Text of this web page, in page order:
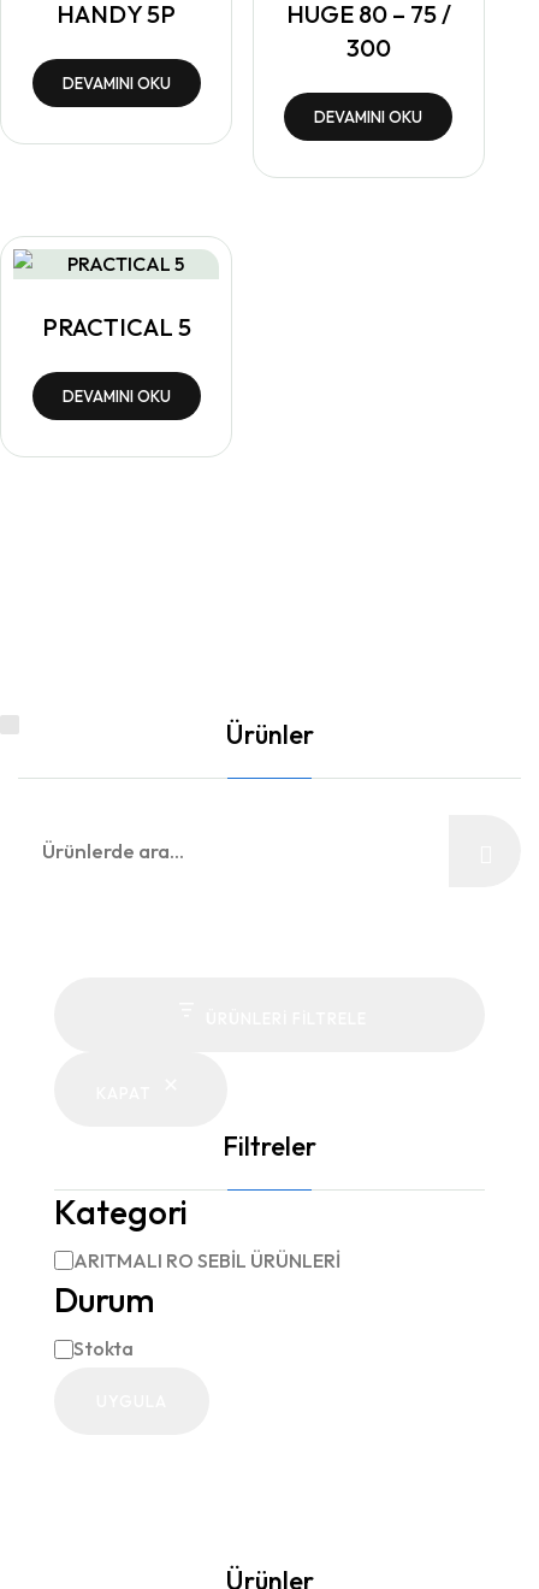
HANDY 5P
DEVAMINI OKU
HUGE 80 – 75 /
300
DEVAMINI OKU
PRACTICAL 5
DEVAMINI OKU
Ürünler
Filtreler
Kategori
Kategori
ARITMALI RO SEBİL ÜRÜNLERİ
Durum
Durum
Stokta
Ürünler